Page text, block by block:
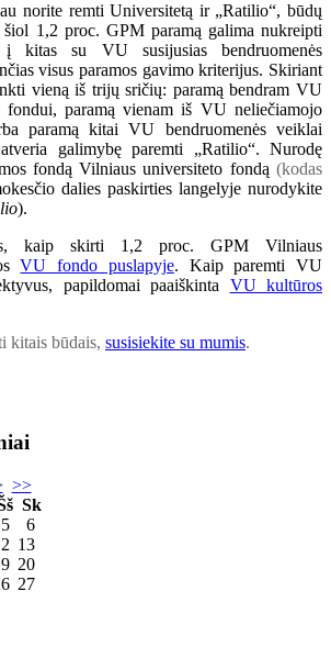
norite remti Universitetą ir „Ratilio“, būdų
1,2 proc. GPM paramą galima nukreipti
su VU susijusias bendruomenės
visus paramos gavimo kriterijus. Skiriant
vieną iš trijų sričių: paramą bendram VU
fondui, paramą vienam iš VU neliečiamojo
paramą kitai VU bendruomenės veiklai
galimybę paremti „Ratilio“. Nurodę
fondą Vilniaus universiteto fondą (kodas
dalies paskirties langelyje nurodykite
).
kaip skirti 1,2 proc. GPM Vilniaus
VU fondo puslapyje. Kaip paremti VU
papildomai paaiškinta VU kultūros
kitais būdais, susisiekite su mumis.
>>
Sk
5
6
13
20
27